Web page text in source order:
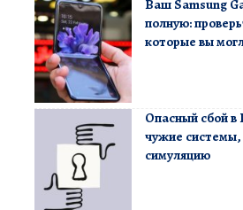
Ваш Samsung
полную:
которые вы
Опасный сбой
чужие системы,
симуляцию